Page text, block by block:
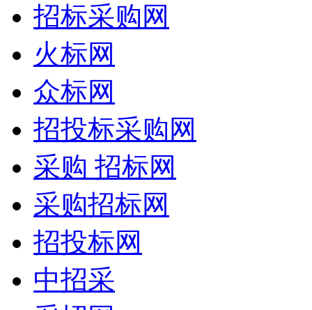
招标采购网
火标网
众标网
招投标采购网
采购 招标网
采购招标网
招投标网
中招采